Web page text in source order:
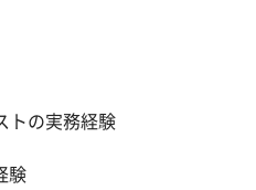
トの実務経験
験